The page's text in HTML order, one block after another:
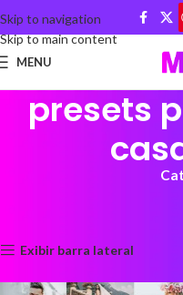
Skip to navigation
Skip to main content
MENU
presets
Exibir barra lateral